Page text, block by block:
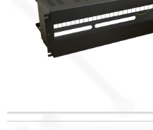
DIMENSIONS DE
MONTAGE